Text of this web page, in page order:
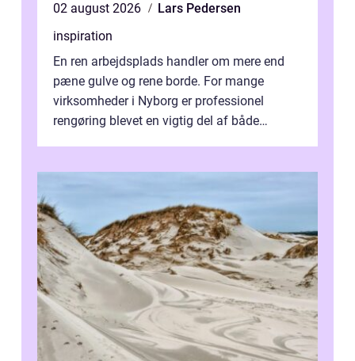
02 august 2026
Lars Pedersen
inspiration
En ren arbejdsplads handler om mere end
pæne gulve og rene borde. For mange
virksomheder i Nyborg er professionel
rengøring blevet en vigtig del af både